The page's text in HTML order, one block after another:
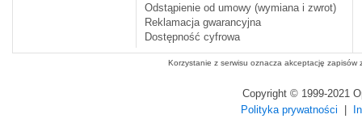
Odstąpienie od umowy (wymiana i zwrot)
Reklamacja gwarancyjna
Dostępność cyfrowa
Korzystanie z serwisu oznacza akceptację zapisów
Copyright © 1999-2021
Polityka prywatności